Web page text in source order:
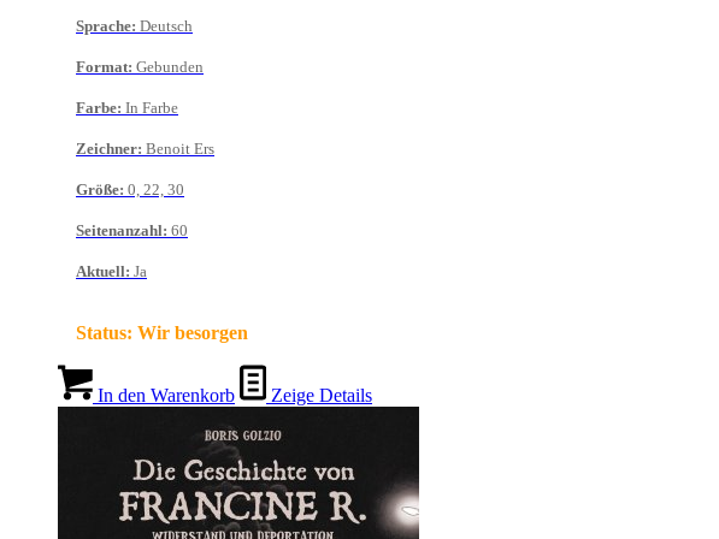
Sprache: Deutsch
Format: Gebunden
Farbe: In Farbe
Zeichner: Benoit Ers
Größe: 0, 22, 30
Seitenanzahl: 60
Aktuell: Ja
Status: Wir besorgen
In den Warenkorb Zeige Details